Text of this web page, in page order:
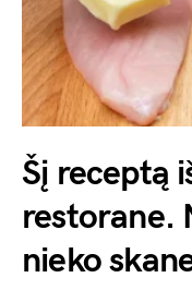
Šį receptą
restorane.
nieko